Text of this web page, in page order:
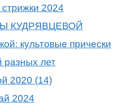
2024
культовые прически
разных лет
2024